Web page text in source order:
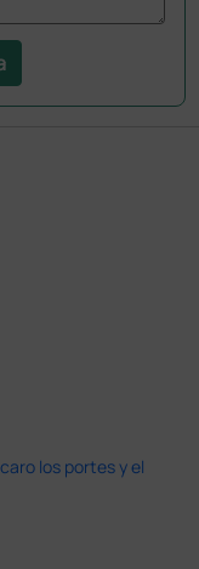
los portes y el